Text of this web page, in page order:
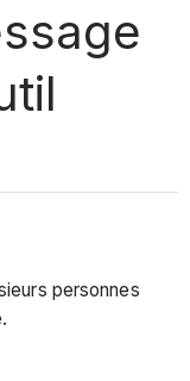
personnes